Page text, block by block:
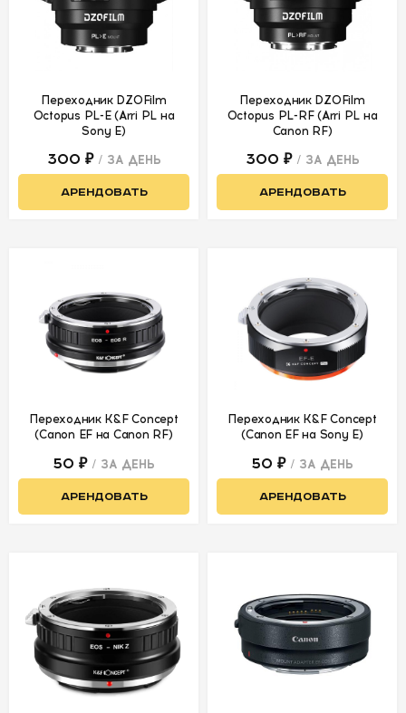
Объективы
Fujifilm
Объективы
Micro 4/3
Кинообъективы
светофильтры
ПИТАНИЕ
ЗВУКОВОЕ
ОБОРУДОВАНИЕ
ДЛЯ СЪЕМОК
ДЛЯ
МЕРОПРИЯТИЙ
Переходник DZOFilm
Octopus PL-E (Arri PL на
Sony E)
300 ₽ / ЗА ДЕНЬ
АРЕНДОВАТЬ
Переходник DZOFilm
Octopus PL-RF (Arri PL на
Canon RF)
300 ₽ / ЗА ДЕНЬ
АРЕНДОВАТЬ
Переходник K&F Concept
(Canon EF на Canon RF)
50 ₽ / ЗА ДЕНЬ
АРЕНДОВАТЬ
Переходник K&F Concept
(Canon EF на Sony E)
50 ₽ / ЗА ДЕНЬ
АРЕНДОВАТЬ